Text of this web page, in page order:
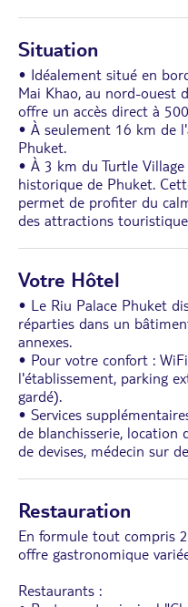
Situation
• Idéalement situé en
Mai Khao, au nord-ouest
offre un accès direct à
• À seulement 16 km de
Phuket.
• À 3 km du Turtle
historique de Phuket.
permet de profiter du
des attractions
Votre Hôtel
• Le Riu Palace Phuket
réparties dans un
annexes.
• Pour votre confort :
l'établissement, parking
gardé).
• Services
de blanchisserie, location
de devises, médecin sur
Restauration
En formule tout compris
offre gastronomique
Restaurants :